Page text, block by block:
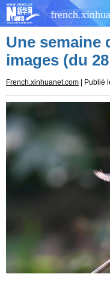
CHINE
CULTURE
SANTÉ
VIDÉOS
Une semaine
images (du
French.xinhuanet.com | Publié